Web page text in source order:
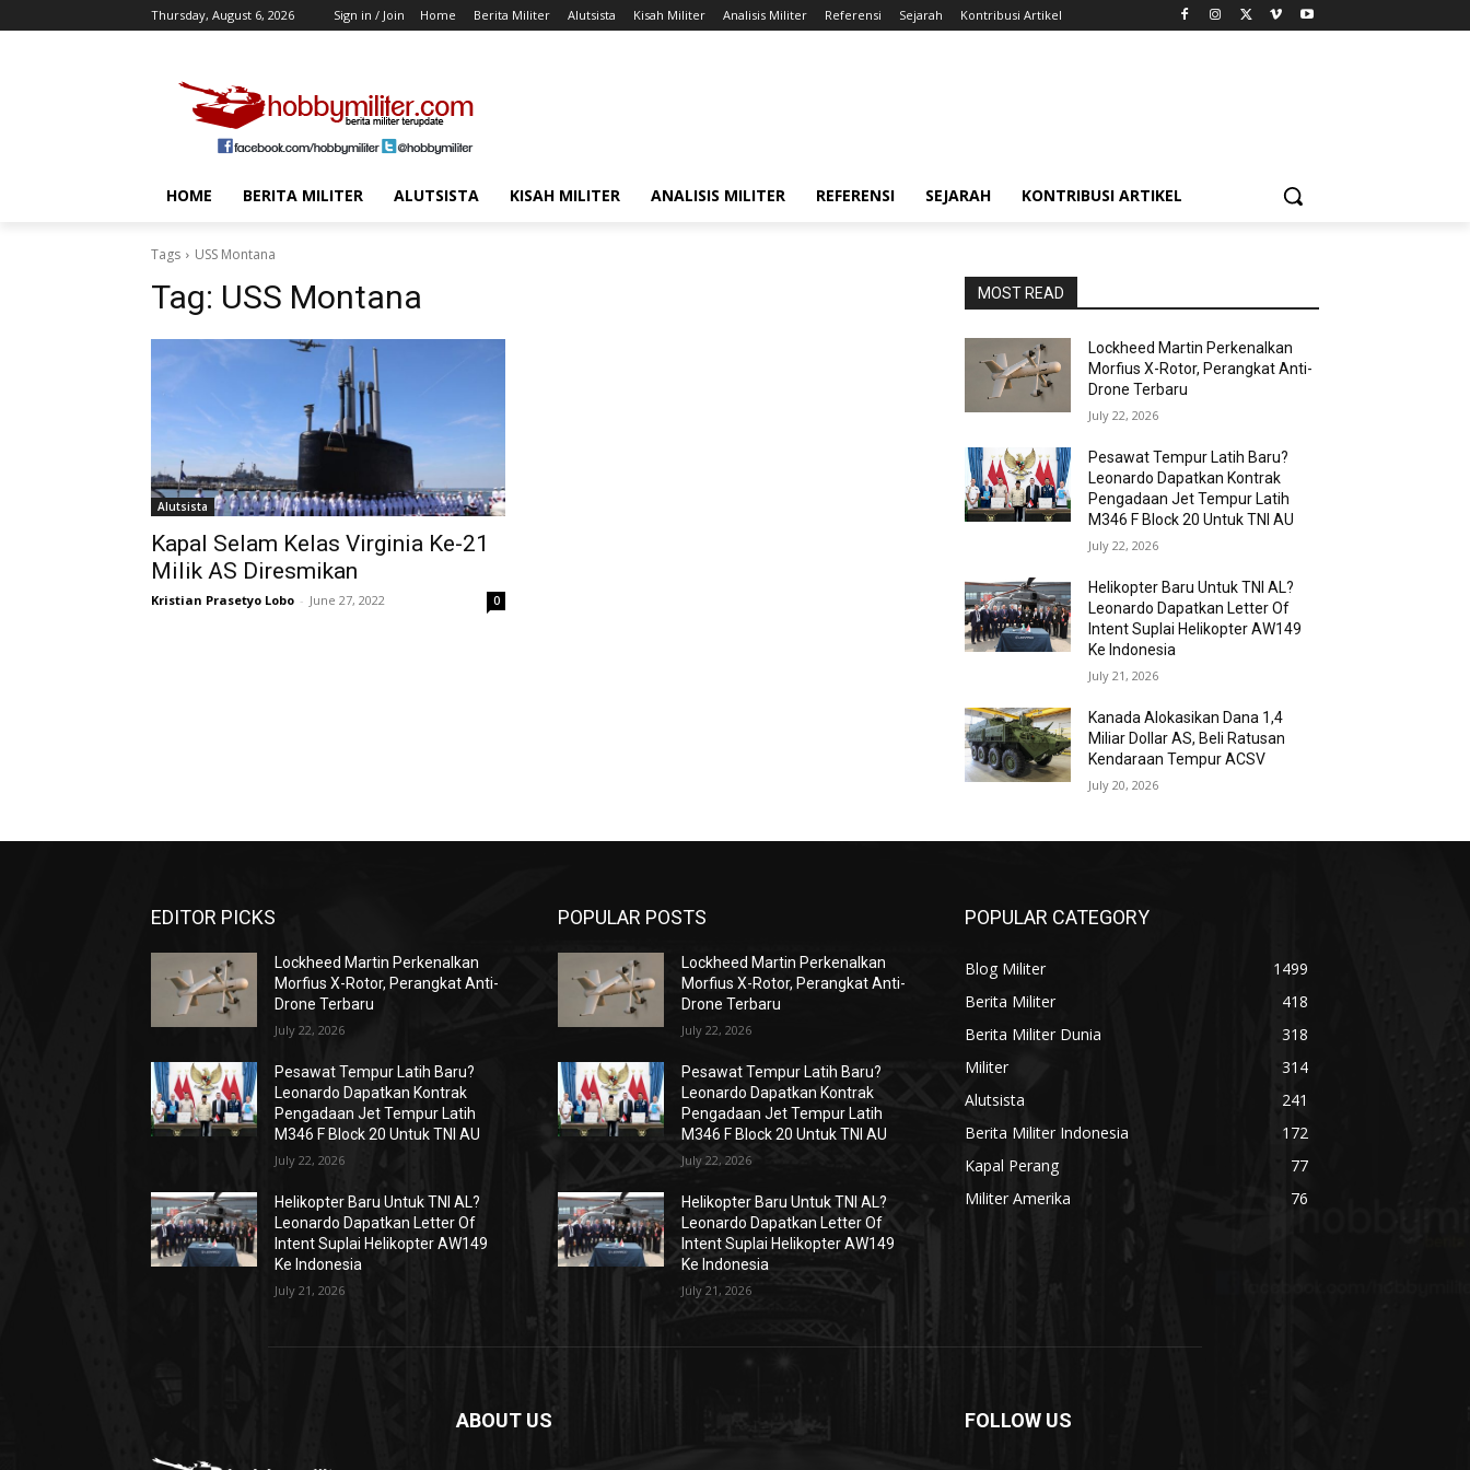
Thursday, August 6, 2026 Sign in / Join Home Berita Militer Alutsista Kisah Militer Analisis Militer Referensi Sejarah Kontribusi Artikel
HOME BERITA MILITER ALUTSISTA KISAH MILITER ANALISIS MILITER REFERENSI SEJARAH KONTRIBUSI ARTIKEL
Tags USS Montana
Tag: USS Montana
Alutsista
Kapal Selam Kelas Virginia Ke-21
Milik AS Diresmikan
Kristian Prasetyo Lobo - June 27, 2022 0
MOST READ
Lockheed Martin Perkenalkan
Morfius X-Rotor, Perangkat Anti-
Drone Terbaru
July 22, 2026
Pesawat Tempur Latih Baru?
Leonardo Dapatkan Kontrak
Pengadaan Jet Tempur Latih
M346 F Block 20 Untuk TNI AU
July 22, 2026
Helikopter Baru Untuk TNI AL?
Leonardo Dapatkan Letter Of
Intent Suplai Helikopter AW149
Ke Indonesia
July 21, 2026
Kanada Alokasikan Dana 1,4
Miliar Dollar AS, Beli Ratusan
Kendaraan Tempur ACSV
July 20, 2026
EDITOR PICKS
Lockheed Martin Perkenalkan
Morfius X-Rotor, Perangkat Anti-
Drone Terbaru
July 22, 2026
Pesawat Tempur Latih Baru?
Leonardo Dapatkan Kontrak
Pengadaan Jet Tempur Latih
M346 F Block 20 Untuk TNI AU
July 22, 2026
Helikopter Baru Untuk TNI AL?
Leonardo Dapatkan Letter Of
Intent Suplai Helikopter AW149
Ke Indonesia
July 21, 2026
POPULAR POSTS
Lockheed Martin Perkenalkan
Morfius X-Rotor, Perangkat Anti-
Drone Terbaru
July 22, 2026
Pesawat Tempur Latih Baru?
Leonardo Dapatkan Kontrak
Pengadaan Jet Tempur Latih
M346 F Block 20 Untuk TNI AU
July 22, 2026
Helikopter Baru Untuk TNI AL?
Leonardo Dapatkan Letter Of
Intent Suplai Helikopter AW149
Ke Indonesia
July 21, 2026
POPULAR CATEGORY
Blog Militer
1499
Berita Militer
418
Berita Militer Dunia
318
Militer
314
Alutsista
241
Berita Militer Indonesia
172
Kapal Perang
77
Militer Amerika
76
ABOUT US FOLLOW US